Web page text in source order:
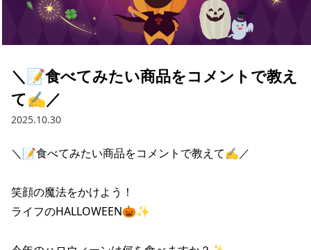
＼📝食べてみたい商品をコメントで教え
て✍／
2025.10.30
＼📝食べてみたい商品をコメントで教えて✍／
笑顔の魔法をかけよう！
ライフのHALLOWEEN🎃✨